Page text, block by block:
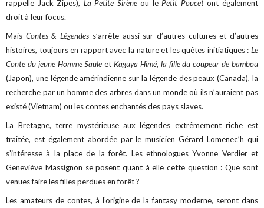
rappelle Jack Zipes), La Petite Sirèneou le Petit Poucetont également
droit à leur focus.
Mais Contes & Légendes s’arrête aussi sur d’autres cultures et d’autres
histoires, toujours en rapport avec la nature et les quêtes initiatiques : Le
Conte du jeune Homme Saule et Kaguya Himé, la fille du coupeur de bambou
(Japon), une légende amérindienne sur la légende des peaux (Canada), la
recherche par un homme des arbres dans un monde où ils n’auraient pas
existé (Vietnam) ou les contes enchantés des pays slaves.
La Bretagne, terre mystérieuse aux légendes extrêmement riche est
traitée, est également abordée par le musicien Gérard Lomenec’h qui
s’intéresse à la place de la forêt. Les ethnologues Yvonne Verdier et
Geneviève Massignon se posent quant à elle cette question : Que sont
venues faire les filles perdues en forêt ?
Les amateurs de contes, à l’origine de la fantasy moderne, seront dans